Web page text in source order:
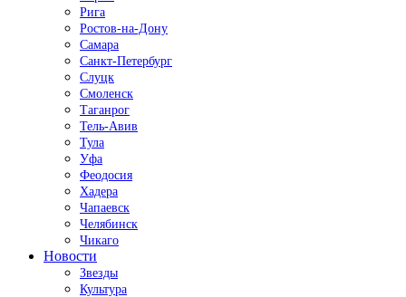
Рига
Ростов-на-Дону
Самара
Санкт-Петербург
Слуцк
Смоленск
Таганрог
Тель-Авив
Тула
Уфа
Феодосия
Хадера
Чапаевск
Челябинск
Чикаго
Новости
Звезды
Культура